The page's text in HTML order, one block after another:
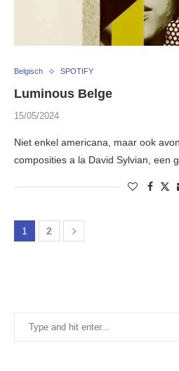
Belgisch SPOTIFY
Luminous Belge
15/05/2024
Niet enkel americana, maar ook
composities a la David Sylvian, een
1 2